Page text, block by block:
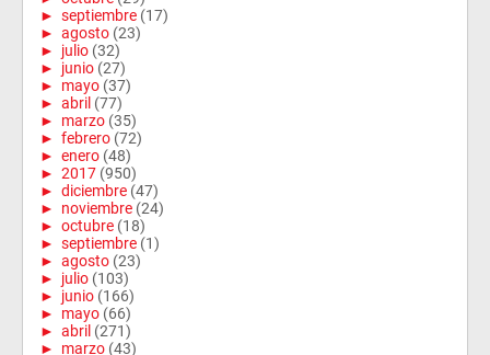
► septiembre (17)
► agosto (23)
► julio (32)
► junio (27)
► mayo (37)
► abril (77)
► marzo (35)
► febrero (72)
► enero (48)
► 2017 (950)
► diciembre (47)
► noviembre (24)
► octubre (18)
► septiembre (1)
► agosto (23)
► julio (103)
► junio (166)
► mayo (66)
► abril (271)
► marzo (43)